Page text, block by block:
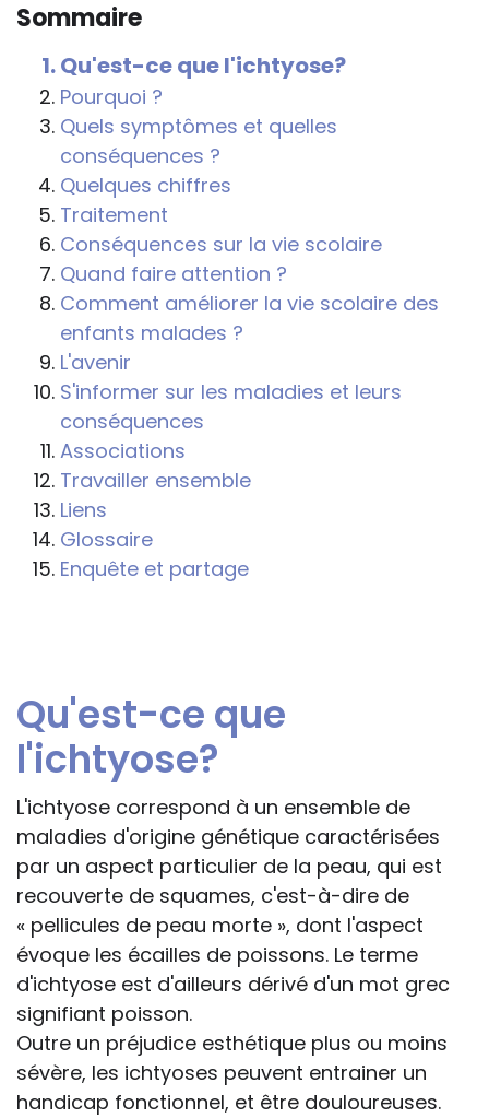
Qu'est-ce que
l'ichtyose?
L'ichtyose correspond à un ensemble de
maladies d'origine génétique caractérisées
par un aspect particulier de la peau, qui est
recouverte de squames, c'est-à-dire de
« pellicules de peau morte », dont l'aspect
évoque les écailles de poissons. Le terme
d'ichtyose est d'ailleurs dérivé d'un mot grec
signifiant poisson.
Outre un préjudice esthétique plus ou moins
sévère, les ichtyoses peuvent entrainer un
handicap fonctionnel, et être douloureuses.
conséquences de la maladie ou du
handicap sur les apprentissages, cela ne
passe pas forcément pas l’exposé du
diagnostic en tant que tel.
Cette information doit être adaptée par
chacun, dans le respect de l’individu en
particulier, enfant et adulte, et prendre en
compte la variabilité d’une même
maladie ou handicap selon chaque
enfant.
La consultation d’informations sur un site
web n’exonère personne de ses
responsabilités professionnelles, civiles
et pénales. Les personnes qui
s'inspireront des éléments publiés sur le
site « Tous à l'école » dans leur action
professionnelle le feront sous leur seule
responsabilité, car ils disposent de tous
évidemment dans l’impossibilité de les
apprécier in abstracto.
Sommaire
Qu'est-ce que l'ichtyose?
Pourquoi ?
Quels symptômes et quelles
conséquences ?
Quelques chiffres
Traitement
Conséquences sur la vie scolaire
Quand faire attention ?
Comment améliorer la vie scolaire des
enfants malades ?
L'avenir
S'informer sur les maladies et leurs
conséquences
Associations
Travailler ensemble
Liens
Glossaire
Enquête et partage